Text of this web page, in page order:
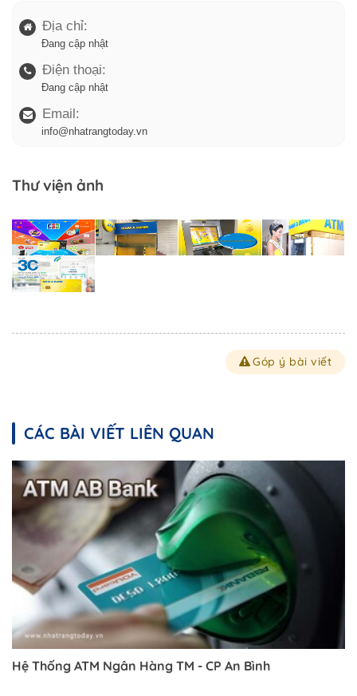
Địa chỉ:
Đang cập nhật
Điện thoại:
Đang cập nhật
Email:
info@nhatrangtoday.vn
Thư viện ảnh
Góp ý bài viết
CÁC BÀI VIẾT LIÊN QUAN
Hệ Thống ATM Ngân Hàng TM - CP An Bình